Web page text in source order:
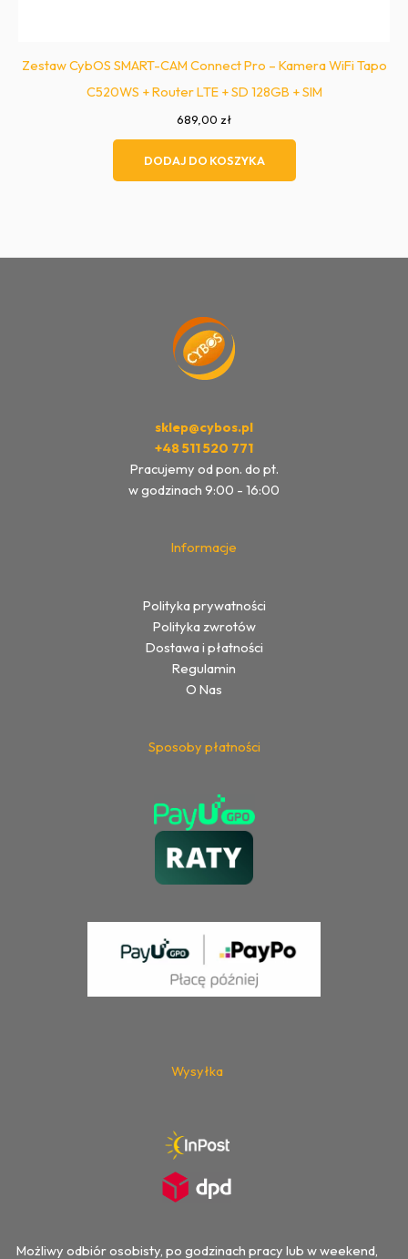
Zestaw CybOS SMART-CAM Connect Pro – Kamera WiFi Tapo
C520WS + Router LTE + SD 128GB + SIM
689,00 zł
DODAJ DO KOSZYKA
sklep@cybos.pl
+48 511 520 771
Pracujemy od pon. do pt.
w godzinach 9:00 - 16:00
Informacje
Polityka prywatności
Polityka zwrotów
Dostawa i płatności
Regulamin
O Nas
Sposoby płatności
Wysyłka
Możliwy odbiór osobisty, po godzinach pracy lub w weekend,